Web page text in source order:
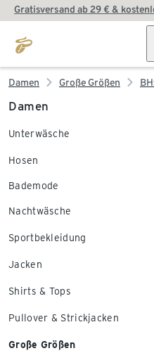
Gratisversand ab 29 € &
Damen Große Größen
Damen
Unterwäsche
Hosen
Bademode
Nachtwäsche
Sportbekleidung
Jacken
Shirts & Tops
Pullover & Strickjacken
Große Größen